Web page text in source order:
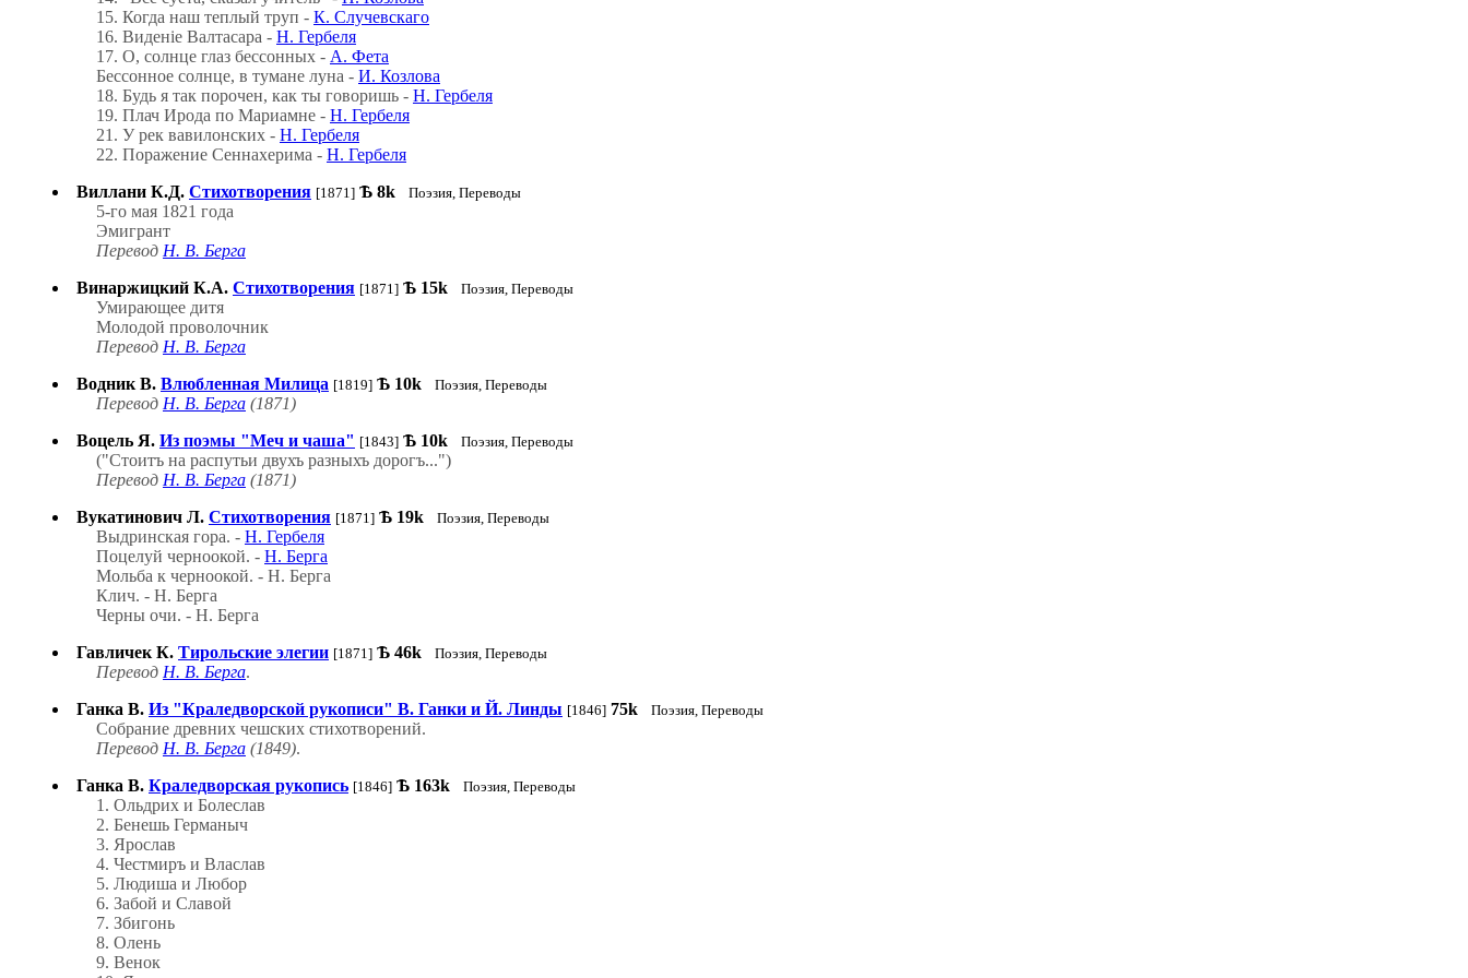
15. Когда наш теплый труп - К. Случевскаго
16. Виденіе Валтасара - Н. Гербеля
17. О, солнце глаз бессонных - А. Фета
Бессонное солнце, в тумане луна - И. Козлова
18. Будь я так порочен, как ты говоришь - Н. Гербеля
19. Плач Ирода по Мариамне - Н. Гербеля
21. У рек вавилонских - Н. Гербеля
22. Поражение Сеннахерима - Н. Гербеля
Виллани К.Д. Стихотворения [1871] Ѣ 8k Поэзия, Переводы
5-го мая 1821 года
Эмигрант
Перевод Н. В. Берга
Винаржицкий К.А. Стихотворения [1871] Ѣ 15k Поэзия, Переводы
Умирающее дитя
Молодой проволочник
Перевод Н. В. Берга
Водник В. Влюбленная Милица [1819] Ѣ 10k Поэзия, Переводы
Перевод Н. В. Берга (1871)
Воцель Я. Из поэмы "Меч и чаша" [1843] Ѣ 10k Поэзия, Переводы
("Стоитъ на распутьи двухъ разныхъ дорогъ...")
Перевод Н. В. Берга (1871)
Вукатинович Л. Стихотворения [1871] Ѣ 19k Поэзия, Переводы
Выдринская гора. - Н. Гербеля
Поцелуй черноокой. - Н. Берга
Мольба к черноокой. - Н. Берга
Клич. - Н. Берга
Черны очи. - Н. Берга
Гавличек К. Тирольские элегии [1871] Ѣ 46k Поэзия, Переводы
Перевод Н. В. Берга.
Ганка В. Из "Краледворской рукописи" В. Ганки и Й. Линды [1846] 75k Поэзия, Переводы
Собрание древних чешских стихотворений.
Перевод Н. В. Берга (1849).
Ганка В. Краледворская рукопись [1846] Ѣ 163k Поэзия, Переводы
1. Ольдрих и Болеслав
2. Бенешь Германыч
3. Ярослав
4. Честмиръ и Власлав
5. Людиша и Любор
6. Забой и Славой
7. Збигонь
8. Олень
9. Венок